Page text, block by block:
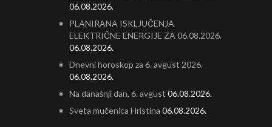
06.08.2026.
PLANIRANA ISKLJUČENJA
ELEKTRIČNE ENERGIJE ZA 06.08.2026.
06.08.2026.
Dnevni horoskop za 6. avgust 2026.
06.08.2026.
Na današnji dan, 6. avgust 06.08.2026.
Sveta mučenica Hristina 06.08.2026.